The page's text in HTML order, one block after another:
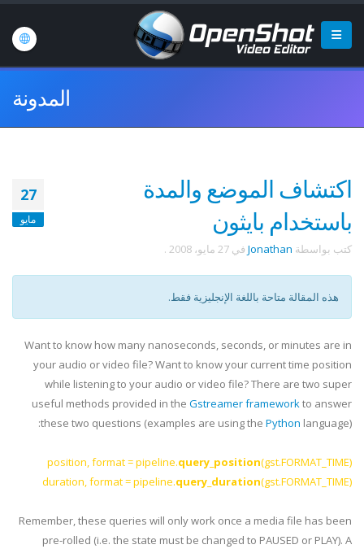
المدونة
27
مايو
اكتشاف الموضع والمدة
باستخدام بايثون
كتب بواسطة Jonathan في 27 مايو، 2008 .
هذه المقالة متاحة باللغة الإنجليزية فقط.
Want to know how many nanoseconds, seconds, or minutes are in
your audio or video file? Want to know your current time position
while listening to your audio or video file? There are two super
useful methods provided in the Gstreamerframeworkto answer
these two questions (examples are using the Python language):
position, format = pipeline.query_position(gst.FORMAT_TIME)
duration, format = pipeline.query_duration(gst.FORMAT_TIME)
Remember, these queries will only work once a media file has been
pre-rolled (i.e. the state must be changed to PAUSED or PLAY). A